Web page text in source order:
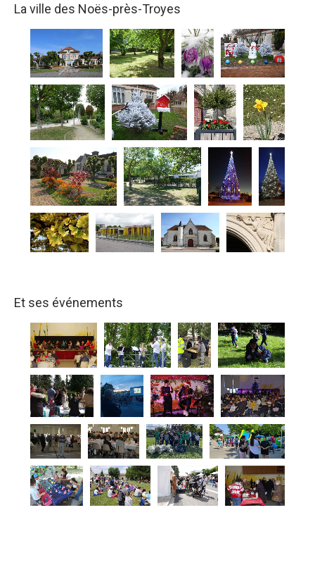
La ville des Noës-près-Troyes
Et ses événements